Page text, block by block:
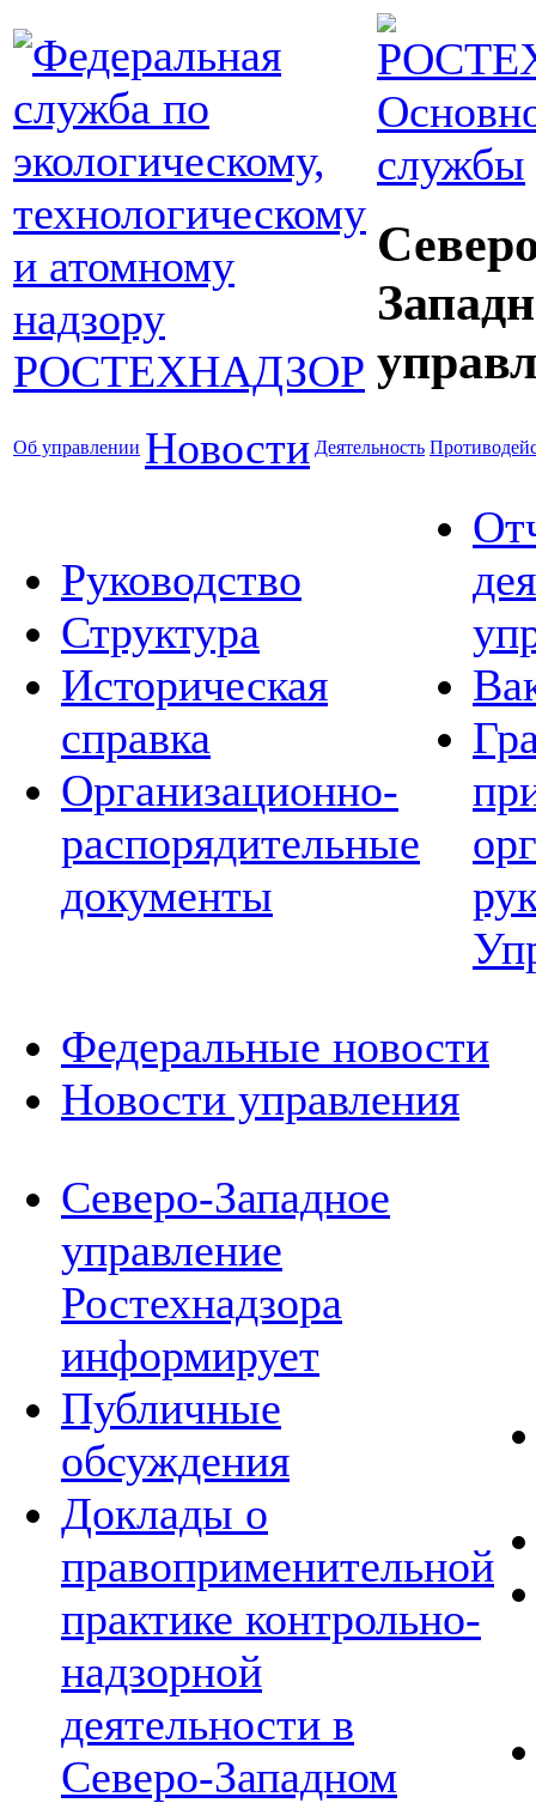
службы
Об управлении Новости Деятельность
Руководство
Структура
Историческая
справка
Организационно-
распорядительные
документы
Федеральные новости
Новости управления
Северо-Западное
управление
Ростехнадзора
информирует
Публичные
обсуждения
Доклады о
правоприменительной
практике контрольно-
надзорной
деятельности в
Северо-Западном